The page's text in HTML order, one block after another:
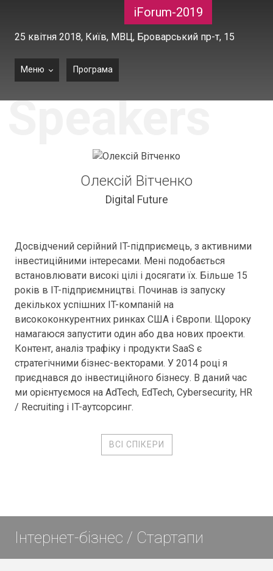
iForum-2019
25 квітня 2018, Київ, МВЦ, Броварський пр-т, 15
Меню Програма
Speakers
Олексій Вітченко
Digital Future
Досвідчений серійний IT-підприємець, з активними
інвестиційними інтересами. Мені подобається
встановлювати високі цілі і досягати їх. Більше 15
років в IT-підприємництві. Починав із запуску
декількох успішних IT-компаній на
висококонкурентних ринках США і Європи. Щороку
намагаюся запустити один або два нових проекти.
Контент, аналіз трафіку і продукти SaaS є
стратегічними бізнес-векторами. У 2014 році я
приєднався до інвестиційного бізнесу. В даний час
ми орієнтуємося на AdTech, EdTech, Cybersecurity, HR
/ Recruiting і IT-аутсорсинг.
ВСІ СПІКЕРИ
Інтернет-бізнес / Стартапи